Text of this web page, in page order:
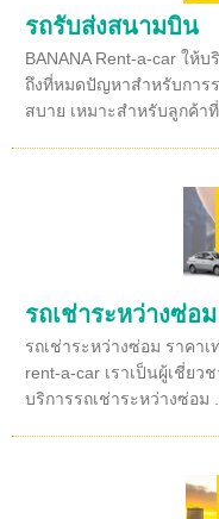
รถรับส่งสนามบิน
BANANA Rent-a-car ให้
ถึงที่หมดปัญหาสำหรับการ
สบาย เหมาะสำหรับลูกค้า
รถเช่าระหว่างซ่อ
รถเช่าระหว่างซ่อม ราคา
rent-a-car เราเป็นผู้เชี่ย
บริการรถเช่าระหว่างซ่อม ...